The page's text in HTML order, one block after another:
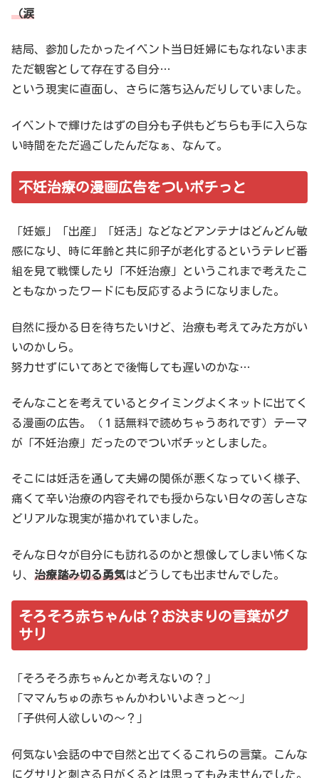
（涙
結局、参加したかったイベント当日妊婦にもなれないまま
ただ観客として存在する自分…
という現実に直面し、さらに落ち込んだりしていました。
イベントで輝けたはずの自分も子供もどちらも手に入らな
い時間をただ過ごしたんだなぁ、なんて。
不妊治療の漫画広告をついポチっと
「妊娠」「出産」「妊活」などなどアンテナはどんどん敏
感になり、時に年齢と共に卵子が老化するというテレビ番
組を見て戦慄したり「不妊治療」というこれまで考えたこ
ともなかったワードにも反応するようになりました。
自然に授かる日を待ちたいけど、治療も考えてみた方がい
いのかしら。
努力せずにいてあとで後悔しても遅いのかな…
そんなことを考えているとタイミングよくネットに出てく
る漫画の広告。（１話無料で読めちゃうあれです）テーマ
が「不妊治療」だったのでついポチッとしました。
そこには妊活を通して夫婦の関係が悪くなっていく様子、
痛くて辛い治療の内容それでも授からない日々の苦しさな
どリアルな現実が描かれていました。
そんな日々が自分にも訪れるのかと想像してしまい怖くな
り、 治療踏み切る勇気はどうしても出ませんでした。
そろそろ赤ちゃんは？お決まりの言葉がグ
サリ
「そろそろ赤ちゃんとか考えないの？」
「ママんちゅの赤ちゃんかわいいよきっと〜」
「子供何人欲しいの〜？」
何気ない会話の中で自然と出てくるこれらの言葉。こんな
にグサリと刺さる日がくるとは思ってもみませんでした。